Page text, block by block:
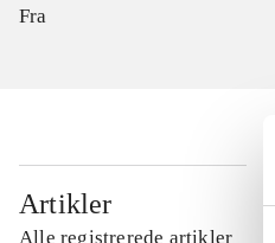
Fra
Artikler
Alle registrerede artikler